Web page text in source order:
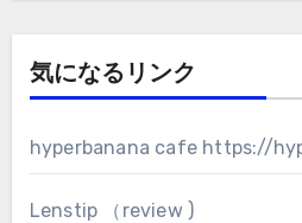
気になるリンク
hyperbanana cafe https://
Lenstip （review )